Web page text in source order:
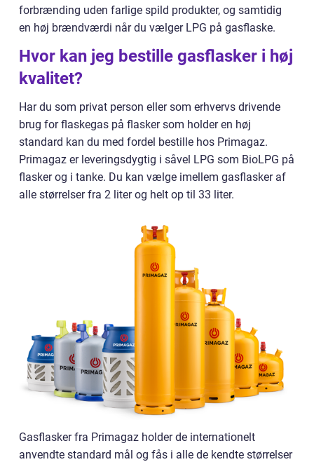
forbrænding uden farlige spild produkter, og samtidig
en høj brændværdi når du vælger LPG på gasflaske.
Hvor kan jeg bestille gasflasker i høj
kvalitet?
Har du som privat person eller som erhvervs drivende
brug for flaskegas på flasker som holder en høj
standard kan du med fordel bestille hos Primagaz.
Primagaz er leveringsdygtig i såvel LPG som BioLPG på
flasker og i tanke. Du kan vælge imellem gasflasker af
alle størrelser fra 2 liter og helt op til 33 liter.
Gasflasker fra Primagaz holder de internationelt
anvendte standard mål og fås i alle de kendte størrelser